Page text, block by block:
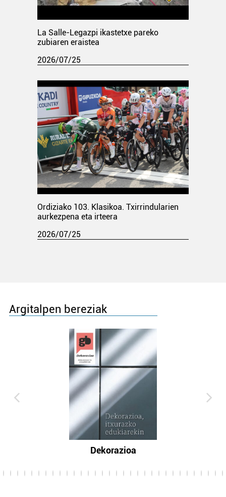
La Salle-Legazpi ikastetxe pareko
zubiaren eraistea
2026/07/25
Ordiziako 103. Klasikoa. Txirrindularien
aurkezpena eta irteera
2026/07/25
Argitalpen bereziak
Dekorazioa